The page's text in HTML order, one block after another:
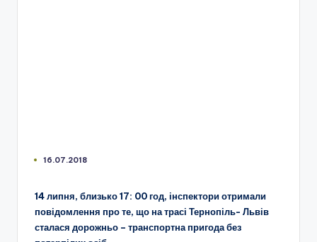
16.07.2018
14 липня, близько 17: 00 год, інспектори отримали
повідомлення про те, що на трасі Тернопіль- Львів
сталася дорожньо – транспортна пригода без